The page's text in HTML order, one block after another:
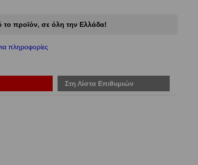
το προϊόν, σε όλη την Ελλάδα!
πληροφορίες
Στη Λίστα Επιθυμιών